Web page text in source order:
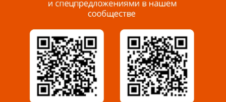
Миасс, ул. Романенко, 95
8 922 500 30 39
Сызрань, ул. Декабристов, 1А
8 927 009 54 63